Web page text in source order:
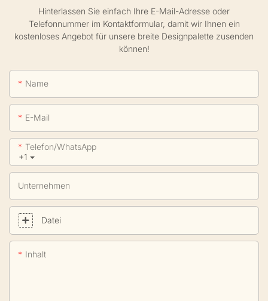
Hinterlassen Sie einfach Ihre E-Mail-Adresse oder
Telefonnummer im Kontaktformular, damit wir Ihnen ein
kostenloses Angebot für unsere breite Designpalette zusenden
können!
Name
E-Mail
+1
Telefon/WhatsApp
Unternehmen
Datei
Inhalt